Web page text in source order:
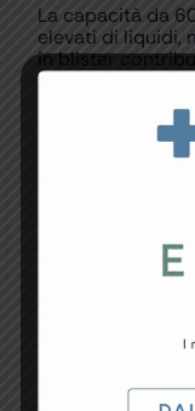
La capacità da
elevati di liquidi,
in blister
igienici e
indicate per
enterale e
La confezione
FAQ –
La siringa viene
No, la siringa è
Qual è la
La capacità è di